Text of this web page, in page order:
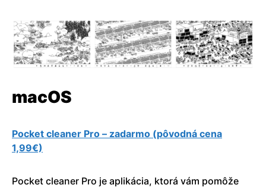
macOS
Pocket cleaner Pro – zadarmo (pôvodná cena
1,99€)
Pocket cleaner Pro je aplikácia, ktorá vám pomôže